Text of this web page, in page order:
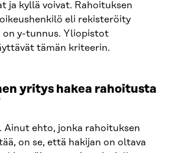
ja kyllä voivat. Rahoituksen
eli rekisteröity
on y-tunnus. Yliopistot
tämän kriteerin.
yritys hakea rahoitusta
Ainut ehto, jonka rahoituksen
on se, että hakijan on oltava